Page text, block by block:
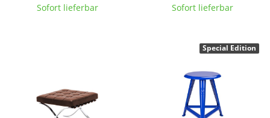
TV Möbel
Garderoben
Kleinaufbewahrung
Sofort lieferbar Sofort lieferbar
Special Edition